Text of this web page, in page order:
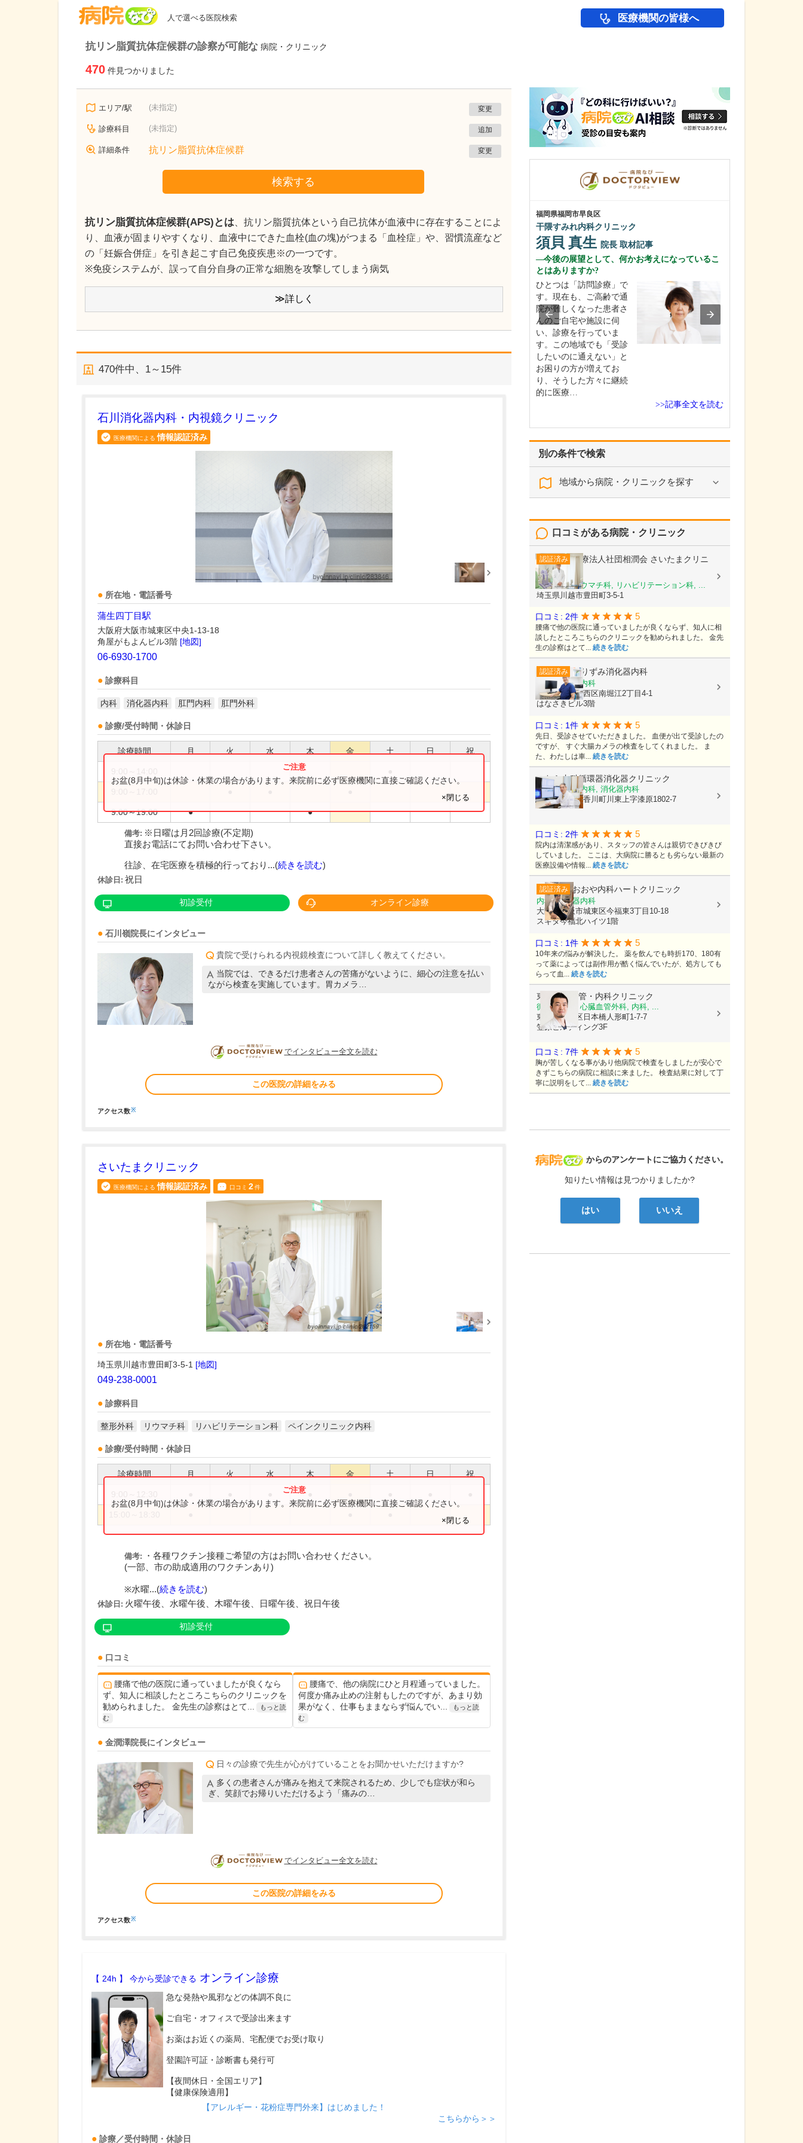
人で選べる医院検索 医療機関の皆様へ
抗リン脂質抗体症候群の診察が可能な 病院・クリニック
470 件見つかりました
エリア/駅 (未指定) 変更
診療科目 (未指定) 追加
詳細条件 抗リン脂質抗体症候群 変更
検索する
抗リン脂質抗体症候群(APS)とは 、抗リン脂質抗体という自己抗体が血液中に存在することによ
り、血液が固まりやすくなり、血液中にできた血栓(血の塊)がつまる「血栓症」や、習慣流産など
の「妊娠合併症」を引き起こす自己免疫疾患※の一つです。
※免疫システムが、誤って自分自身の正常な細胞を攻撃してしまう病気
≫詳しく
470件中、 1～15件
石川消化器内科・内視鏡クリニック
医療機関による 情報認証済み
所在地・電話番号
蒲生四丁目駅
大阪府大阪市城東区中央1-13-18
角屋がもよんビル3階 [地図]
06-6930-1700
診療科目
内科 消化器内科 肛門内科 肛門外科
診療/受付時間・休診日
診療時間 月 火 水 木 金 土 日 祝
9:00～19:00 ● ●
お盆(8月中旬)は休診・休業の場合があります。来院前に必ず医療機関に直接ご確認ください。
×閉じる
備考: ※日曜は月2回診療(不定期)
直接お電話にてお問い合わせ下さい。
往診、在宅医療を積極的行っており...(続きを読む)
休診日: 祝日
初診受付 オンライン診療
石川嶺院長にインタビュー
貴院で受けられる内視鏡検査について詳しく教えてください。
当院では、できるだけ患者さんの苦痛がないように、細心の注意を払い
ながら検査を実施しています。胃カメラ…
DOCTORVIEW
でインタビュー全文を読む
この医院の詳細をみる
アクセス数※
さいたまクリニック
医療機関による 情報認証済み 口コミ 2件
所在地・電話番号
埼玉県川越市豊田町3-5-1 [地図]
049-238-0001
診療科目
整形外科 リウマチ科 リハビリテーション科 ペインクリニック内科
診療/受付時間・休診日
診療時間 月 火 水 木 金 土 日 祝
お盆(8月中旬)は休診・休業の場合があります。来院前に必ず医療機関に直接ご確認ください。
×閉じる
備考:
・各種ワクチン接種ご希望の方はお問い合わせください。
(一部、市の助成適用のワクチンあり)
※水曜...(続きを読む)
休診日: 火曜午後、水曜午後、木曜午後、日曜午後、祝日午後
初診受付
口コミ
腰痛で他の医院に通っていましたが良くなら
ず、知人に相談したところこちらのクリニックを
勧められました。 金先生の診察はとて...
もっと読
む
腰痛で、他の病院にひと月程通っていました。
何度か痛み止めの注射もしたのですが、あまり効
果がなく、仕事もままならず悩んでい...
もっと読
む
金潤澤院長にインタビュー
日々の診療で先生が心がけていることをお聞かせいただけますか?
多くの患者さんが痛みを抱えて来院されるため、少しでも症状が和ら
ぎ、笑顔でお帰りいただけるよう「痛みの…
DOCTORVIEW
でインタビュー全文を読む
この医院の詳細をみる
アクセス数※
【 24h 】 今から受診できる オンライン診療
急な発熱や風邪などの体調不良に
ご自宅・オフィスで受診出来ます
お薬はお近くの薬局、宅配便でお受け取り
登園許可証・診断書も発行可
【夜間休日・全国エリア】
【健康保険適用】
【アレルギー・花粉症専門外来】はじめました！
こちらから＞＞
診療／受付時間・休診日
別の条件で検索
地域から病院・クリニックを探す
病院なび
からのアンケートにご協力ください。
知りたい情報は見つかりましたか?
はい いいえ
口コミがある病院・クリニック
認証済み 医療法人社団相潤会 さいたまクリニ
ック
整形外科, リウマチ科, リハビリテーション科, ...
埼玉県川越市豊田町3-5-1
口コミ: 2件 5
腰痛で他の医院に通っていましたが良くならず、知人に相
談したところこちらのクリニックを勧められました。 金先
生の診察はとて... 続きを読む
認証済み ありずみ消化器内科
内科, 消化器内科
大阪府大阪市西区南堀江2丁目4-1
はなさきビル3階
口コミ: 1件 5
先日、受診させていただきました。 血便が出て受診したの
ですが、 すぐ大腸カメラの検査をしてくれました。 ま
た、わたしは車... 続きを読む
のむら内科循環器消化器クリニック
内科, 循環器内科, 消化器内科
香川県高松市香川町川東上字漆原1802-7
口コミ: 2件 5
院内は清潔感があり、スタッフの皆さんは親切できびきび
していました。 ここは、大病院に勝るとも劣らない最新の
医療設備や情報... 続きを読む
認証済み おおや内科ハートクリニック
内科, 循環器内科
大阪府大阪市城東区今福東3丁目10-18
スギタ今福北ハイツ1階
口コミ: 1件 5
10年来の悩みが解決した。 薬を飲んでも時折170、180有
って薬によっては副作用が酷く悩んでいたが、処方しても
らって血... 続きを読む
東京心臓血管・内科クリニック
循環器内科, 心臓血管外科, 内科, ...
東京都中央区日本橋人形町1-7-7
笠原ビルディング3F
口コミ: 7件 5
胸が苦しくなる事があり他病院で検査をしましたが安心で
きずこちらの病院に相談に来ました。 検査結果に対して丁
寧に説明をして... 続きを読む
中野富士見町耳鼻咽喉科
冨岡 亮太院長取材記事
ください。
これまで耳を専門に研鑽
やめまいなどの診断・治
福岡県福岡市早良区
干隈すみれ内科クリニック
須貝 真生 院長 取材記事
今後の展望として、何かお考えになっているこ
とはありますか?
ひとつは「訪問診療」で
す。現在も、ご高齢で通
院が難しくなった患者さ
んのご自宅や施設に伺
い、診療を行っていま
す。この地域でも「受診
したいのに通えない」と
お困りの方が増えてお
り、そうした方々に継続
的に医療…
>>記事全文を読む